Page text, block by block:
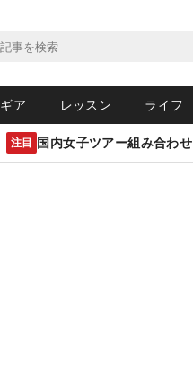
ギア レッスン ライフ
注目 国内女子ツアー組み合わせ